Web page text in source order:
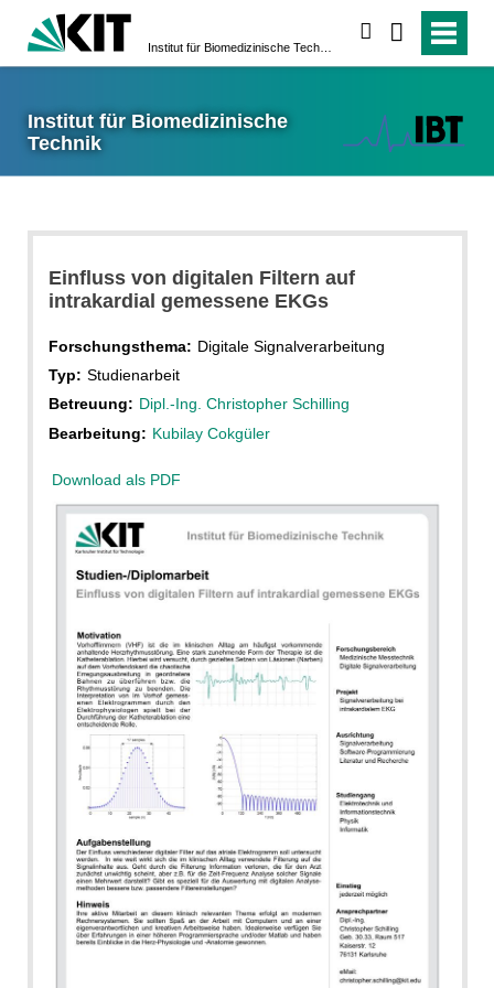
Institut für Biomedizinische
Technik
Einfluss von digitalen Filtern auf
intrakardial gemessene EKGs
Forschungsthema: Digitale Signalverarbeitung
Typ: Studienarbeit
Betreuung: Dipl.-Ing. Christopher Schilling
Bearbeitung: Kubilay Cokgüler
Download als PDF